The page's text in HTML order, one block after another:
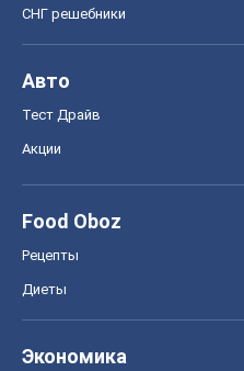
СНГ решебники
Авто
Тест Драйв
Акции
Food Oboz
Рецепты
Диеты
Экономика